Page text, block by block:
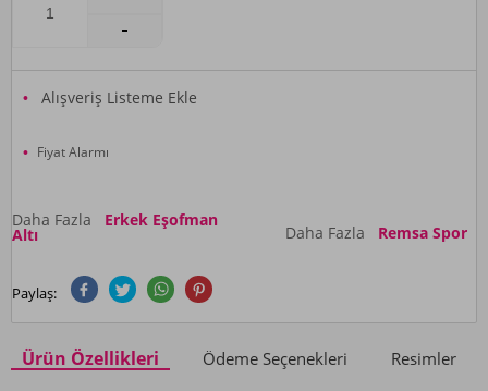
Alışveriş Listeme Ekle
Fiyat Alarmı
Daha Fazla Erkek Eşofman
Altı Daha Fazla Remsa Spor
Paylaş:
Ürün Özellikleri Ödeme Seçenekleri Resimler